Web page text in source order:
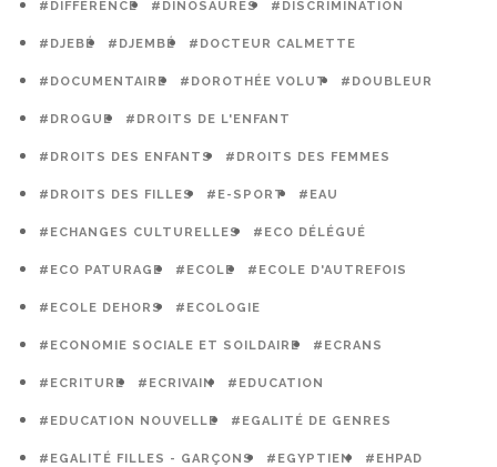
#DIFFÉRENCE #DINOSAURES #DISCRIMINATION
#DJEBÉ #DJEMBÉ #DOCTEUR CALMETTE
#DOCUMENTAIRE #DOROTHÉE VOLUT #DOUBLEUR
#DROGUE #DROITS DE L'ENFANT
#DROITS DES ENFANTS #DROITS DES FEMMES
#DROITS DES FILLES #E-SPORT #EAU
#ECHANGES CULTURELLES #ECO DÉLÉGUÉ
#ECO PATURAGE #ECOLE #ECOLE D'AUTREFOIS
#ECOLE DEHORS #ECOLOGIE
#ECONOMIE SOCIALE ET SOILDAIRE #ECRANS
#ECRITURE #ECRIVAIN #EDUCATION
#EDUCATION NOUVELLE #EGALITÉ DE GENRES
#EGALITÉ FILLES - GARÇONS #EGYPTIEN #EHPAD